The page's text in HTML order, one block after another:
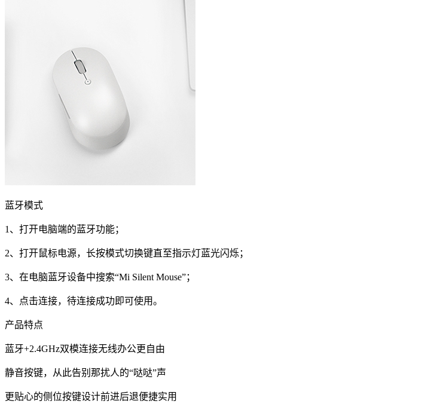
蓝牙模式
1、打开电脑端的蓝牙功能；
2、打开鼠标电源，长按模式切换键直至指示灯蓝光闪烁；
3、在电脑蓝牙设备中搜索“Mi Silent Mouse”；
4、点击连接，待连接成功即可使用。
产品特点
蓝牙+2.4GHz双模连接无线办公更自由
静音按键，从此告别那扰人的“哒哒”声
更贴心的侧位按键设计前进后退便捷实用